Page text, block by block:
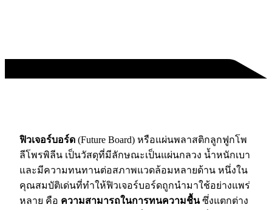
ฟิวเจอร์บอร์ด (Future Board) หรือแผ่นพลาสติกลูกฟูกโพ
ลีโพรพิลีน เป็นวัสดุที่มีลักษณะเป็นแผ่นกลวง น้ำหนักเบา
และมีความทนทานต่อสภาพแวดล้อมหลายด้าน หนึ่งใน
คุณสมบัติเด่นที่ทำให้ฟิวเจอร์บอร์ดถูกนำมาใช้อย่างแพร่
หลาย คือ ความสามารถในการทนความชื้นซึ่งแตกต่าง